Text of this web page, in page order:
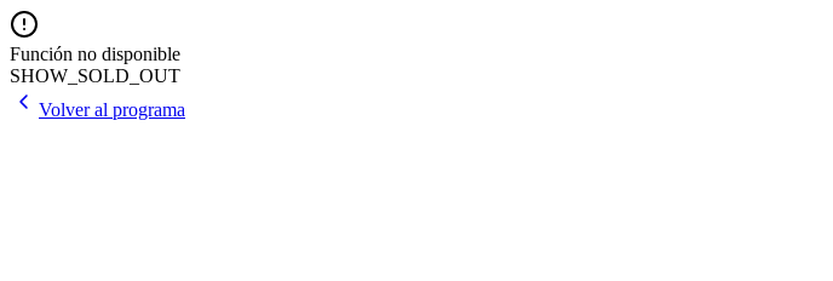
Función no disponible
SHOW_SOLD_OUT
Volver al programa